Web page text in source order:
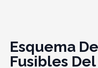
Esquema
Fusibles